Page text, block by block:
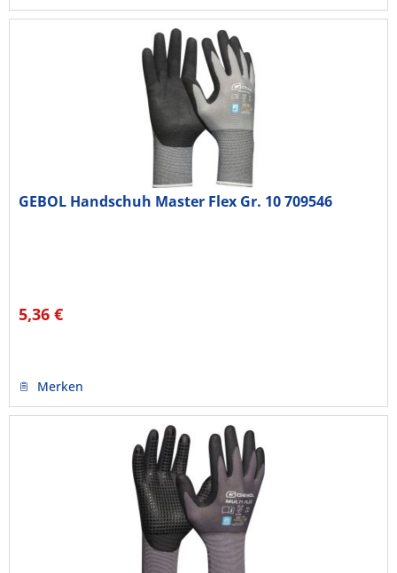
GEBOL Handschuh Master Flex Gr. 10 709546
5,36 €
Merken